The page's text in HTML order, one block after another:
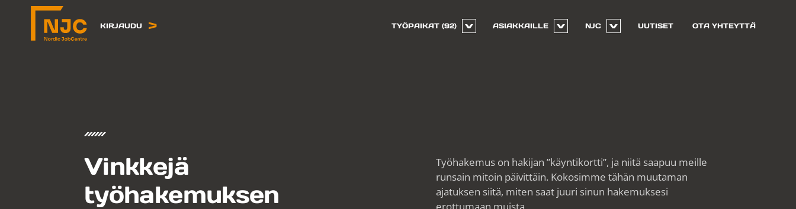
KIRJAUDU TYÖPAIKAT(92) ASIAKKAILLE NJC UUTISET OTA YHTEYTTÄ
Vinkkejä
työhakemuksen
Työhakemus on hakijan ”käyntikortti”, ja niitä saapuu meille
runsain mitoin päivittäin. Kokosimme tähän muutaman
ajatuksen siitä, miten saat juuri sinun hakemuksesi